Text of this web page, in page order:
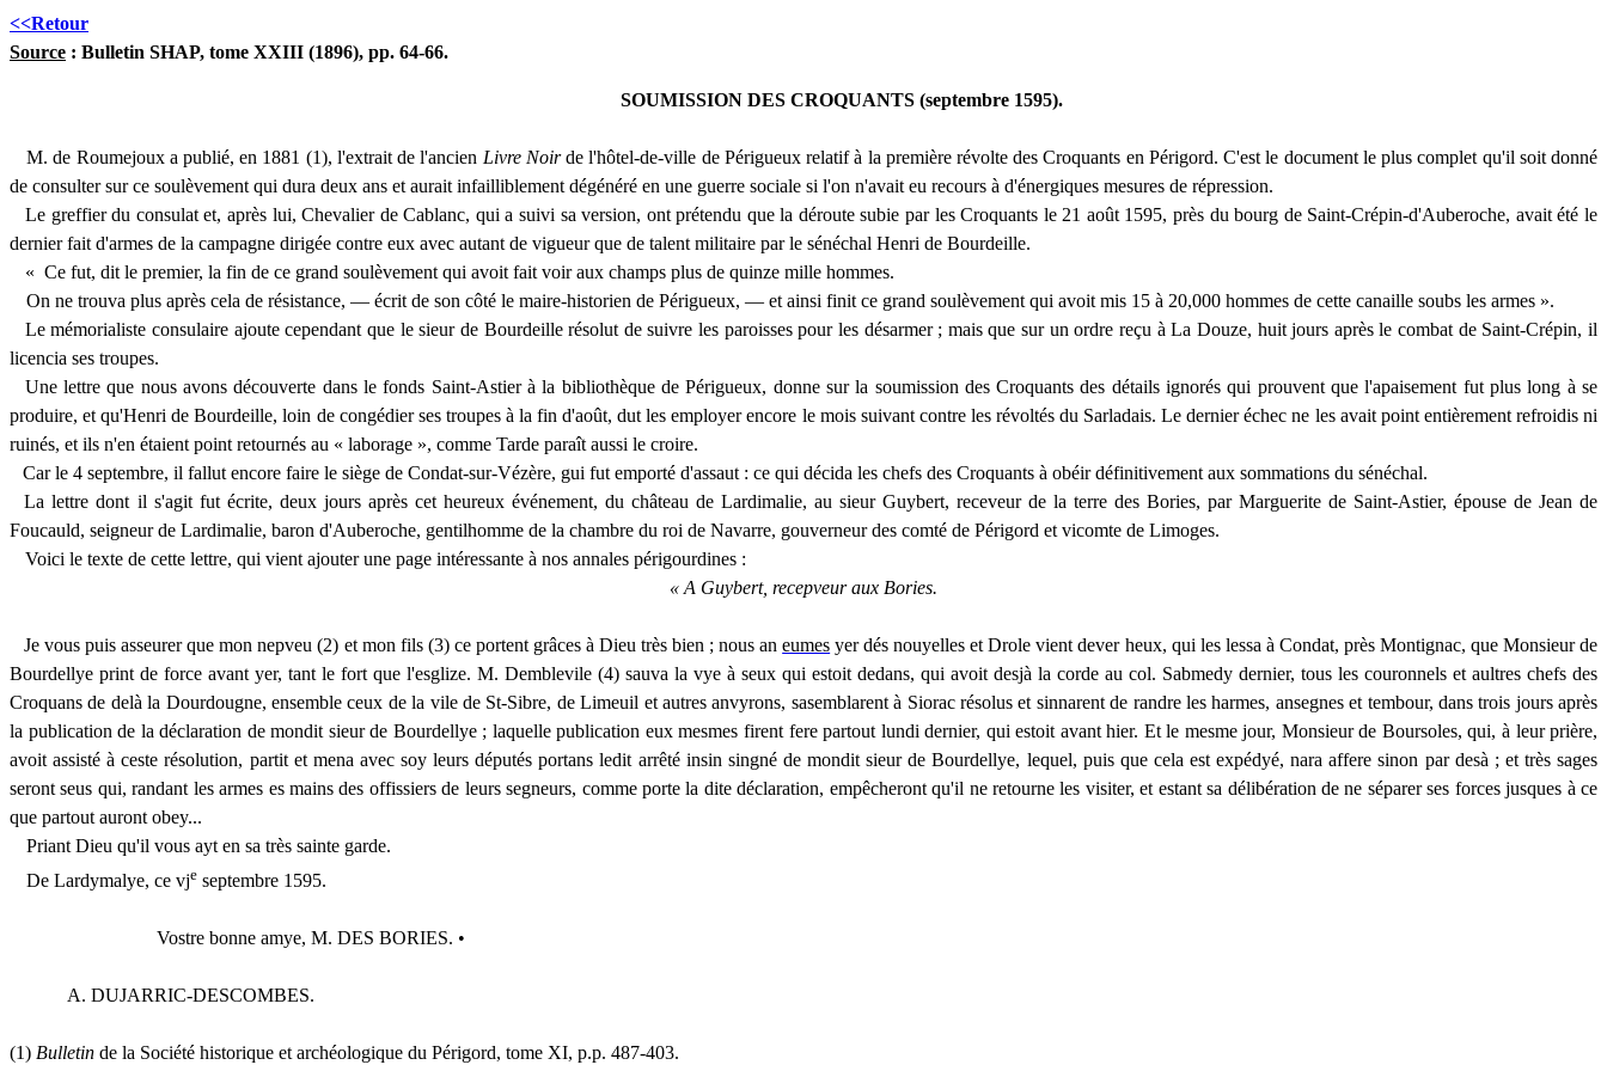
<<Retour
Source : Bulletin SHAP, tome XXIII (1896), pp. 64-66.
SOUMISSION DES CROQUANTS (septembre 1595).
M. de Roumejouxa publié, en 1881 (1), l'extrait de l'ancien Livre Noirde l'hôtel-de-ville de Périgueux relatif à la première révolte des Croquants en Périgord. C'est le document le plus complet qu'il soit donné
de consulter sur ce soulèvement qui dura deux ans et aurait infailliblement dégénéré en une guerre sociale si l'on n'avait eu recours à d'énergiques mesures de répression.
Le greffier du consulat et, après lui, Chevalier deCablanc, qui a suivi sa version, ont prétendu que la déroute subie par les Croquants le 21 août 1595, près du bourg de Saint-Crépin-d'Auberoche, avait été le
dernier fait d'armes de la campagne dirigée contre eux avec autant de vigueur que de talent militaire par le sénéchal Henri de Bourdeille.
« Ce fut, dit le premier, la fin de ce grand soulèvement quiavoit fait voir aux champs plus de quinze mille hommes.
On ne trouva plus après cela de résistance, — écrit de son côté le maire-historien de Périgueux, — et ainsi finit ce grand soulèvement qui avoitmis 15 à 20,000 hommes de cette canaille soubsles armes ».
Le mémorialiste consulaire ajoute cependant que le sieur de Bourdeillerésolut de suivre les paroisses pour les désarmer ; mais que sur un ordre reçu à La Douze, huit jours après le combat de Saint-Crépin, il
licencia ses troupes.
Une lettre que nous avons découverte dans le fonds Saint-Astier à la bibliothèque de Périgueux, donne sur la soumission des Croquants des détails ignorés qui prouvent que l'apaisement fut plus long à se
produire, et qu'Henri deBourdeille, loin de congédier ses troupesà la fin d'août, dut les employer encore le mois suivant contre les révoltés du Sarladais. Le dernier échec ne les avait point entièrement refroidis ni
ruinés, et ils n'en étaient point retournés au « laborage », comme Tarde paraît aussi le croire.
Car le 4 septembre, il fallut encore faire le siège de Condat-sur-Vézère, gui fut emporté d'assaut : ce qui décida les chefs des Croquants à obéir définitivement aux sommations du sénéchal.
La lettre dont il s'agit fut écrite, deux jours après cet heureux événement, du château de Lardimalie, au sieur Guybert, receveur de la terre des Bories, par Marguerite de Saint-Astier, épouse de Jean de
Foucauld, seigneur de Lardimalie, baron d'Auberoche, gentilhomme de la chambre du roi de Navarre, gouverneur des comté de Périgord et vicomte de Limoges.
Voici le texte de cette lettre, qui vient ajouter une page intéressante à nos annales périgourdines :
« A Guybert, recepveuraux Bories.
Je vous puisasseurerque monnepveu (2) et mon fils (3) ce portent grâces à Dieu très bien ; nous aneumes yerdésnouyelles etDrole vientdever heux, qui les lessa à Condat, près Montignac, que Monsieur de
Bourdellye print de force avant yer, tant le fort que l'esglize. M. Demblevile (4) sauva la vye à seux qui estoit dedans, qui avoit desjà la corde au col. Sabmedy dernier, tous les couronnels et aultres chefs des
Croquans de delà la Dourdougne, ensemble ceux de la vile de St-Sibre, deLimeuil et autresanvyrons, sasemblarentà Sioracrésolus et sinnarentde randrelesharmes, ansegneset tembour, dans trois jours après
la publication de la déclaration demondit sieur de Bourdellye; laquelle publication euxmesmes firent ferepartout lundi dernier, quiestoit avant hier. Et le mesmejour, Monsieur de Boursoles, qui, à leur prière,
avoit assisté à ceste résolution, partit et mena avec soy leurs députésportans ledit arrêté insin singnédemondit sieur deBourdellye, lequel, puis que cela estexpédyé,nara affere sinon par desà ; et très sages
serontseus qui,randant les armes es mains des offissiersde leurssegneurs, comme porte la dite déclaration, empêcheront qu'il ne retourne les visiter, et estantsa délibération de ne séparer ses forces jusques à ce
que partout auront obey...
Priant Dieu qu'il vousayt en sa très sainte garde.
De Lardymalye, ce vjeseptembre 1595.
Vostrebonne amye, M. DES BORIES. •
A. DUJARRIC-DESCOMBES.
(1) Bulletin de la Société historique et archéologique du Périgord, tome XI, p.p. 487-403.